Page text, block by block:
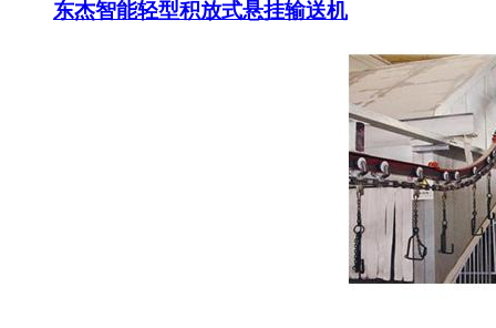
东杰智能轻型积放式悬挂输送机